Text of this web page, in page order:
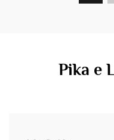
Pika e